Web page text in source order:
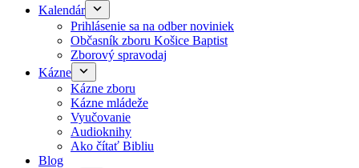
Kalendár
Prihlásenie sa na odber noviniek
Občasník zboru Košice Baptist
Zborový spravodaj
Kázne
Kázne zboru
Kázne mládeže
Vyučovanie
Audioknihy
Ako čítať Bibliu
Blog